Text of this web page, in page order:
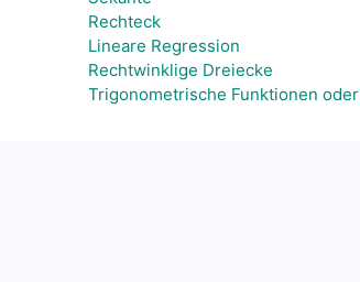
Rechteck
Lineare Regression
Rechtwinklige Dreiecke
Trigonometrische Funktionen